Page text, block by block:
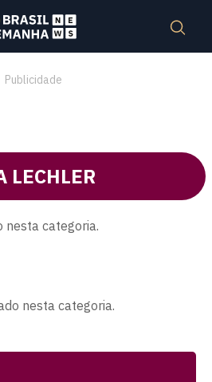
Publicidade
LECHLER
nesta categoria.
nesta categoria.